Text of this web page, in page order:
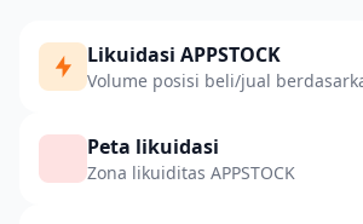
Likuidasi APPSTOCK
Volume posisi beli/jual
Peta likuidasi
Zona likuiditas APPSTOCK